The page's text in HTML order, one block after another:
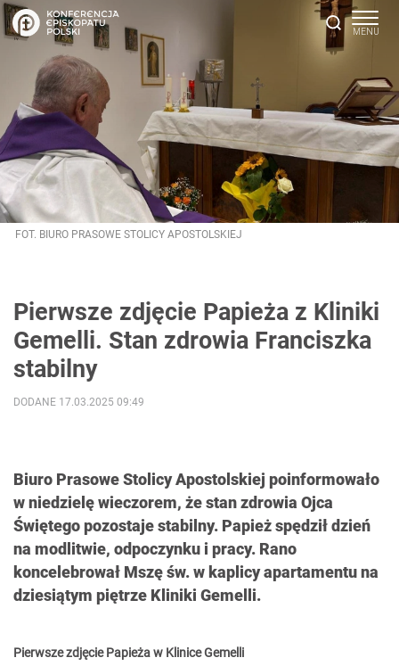
FOT. BIURO PRASOWE STOLICY APOSTOLSKIEJ
Pierwsze zdjęcie Papieża z Kliniki
Gemelli. Stan zdrowia Franciszka
stabilny
Biuro Prasowe Stolicy Apostolskiej poinformowało
w niedzielę wieczorem, że stan zdrowia Ojca
Świętego pozostaje stabilny. Papież spędził dzień
na modlitwie, odpoczynku i pracy. Rano
koncelebrował Mszę św. w kaplicy apartamentu na
dziesiątym piętrze Kliniki Gemelli.
DODANE 17.03.2025 09:49
Pierwsze zdjęcie Papieża w Klinice Gemelli